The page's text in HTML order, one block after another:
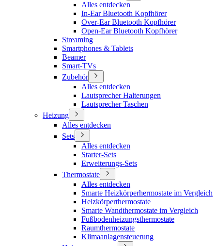
Alles entdecken
In-Ear Bluetooth Kopfhörer
Over-Ear Bluetooth Kopfhörer
Open-Ear Bluetooth Kopfhörer
Streaming
Smartphones & Tablets
Beamer
Smart-TVs
Zubehör
Alles entdecken
Lautsprecher Halterungen
Lautsprecher Taschen
Heizung
Alles entdecken
Sets
Alles entdecken
Starter-Sets
Erweiterungs-Sets
Thermostate
Alles entdecken
Smarte Heizkörperhermostate im Vergleich
Heizkörperthermostate
Smarte Wandthermostate im Vergleich
Fußbodenheizungsthermostate
Raumthermostate
Klimaanlagensteuerung